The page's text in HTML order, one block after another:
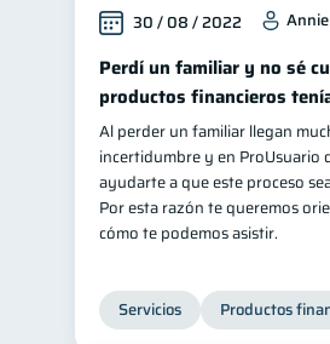
30 / 08 / 2022
Perdí un familiar y no sé
productos financieros
Al perder un familiar llegan
incertidumbre y en ProUsuario
ayudarte a que este proceso
Por esta razón te queremos
cómo te podemos asistir.
Servicios Productos